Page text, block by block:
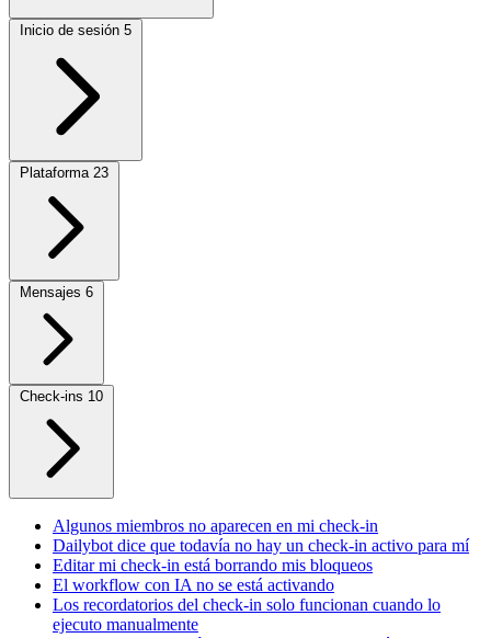
Inicio de sesión 5
Plataforma 23
Mensajes 6
Check-ins 10
Algunos miembros no aparecen en mi check-in
Dailybot dice que todavía no hay un check-in activo para mí
Editar mi check-in está borrando mis bloqueos
El workflow con IA no se está activando
Los recordatorios del check-in solo funcionan cuando lo
ejecuto manualmente